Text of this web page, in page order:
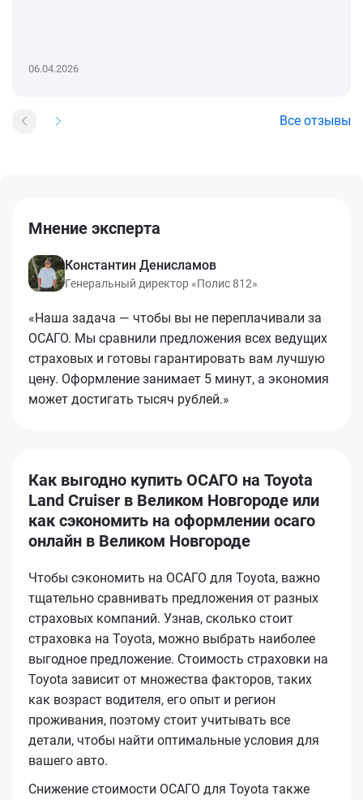
06.04.2026
Все отзывы
Мнение эксперта
Константин Денисламов
Генеральный директор «Полис 812»
«Наша задача — чтобы вы не переплачивали за
ОСАГО. Мы сравнили предложения всех ведущих
страховых и готовы гарантировать вам лучшую
цену. Оформление занимает 5 минут, а экономия
может достигать тысяч рублей.»
Как выгодно купить ОСАГО на Toyota
Land Cruiser в Великом Новгороде или
как сэкономить на оформлении осаго
онлайн в Великом Новгороде
Чтобы сэкономить на ОСАГО для Toyota, важно
тщательно сравнивать предложения от разных
страховых компаний. Узнав, сколько стоит
страховка на Toyota, можно выбрать наиболее
выгодное предложение. Стоимость страховки на
Toyota зависит от множества факторов, таких
как возраст водителя, его опыт и регион
проживания, поэтому стоит учитывать все
детали, чтобы найти оптимальные условия для
вашего авто.
Снижение стоимости ОСАГО для Toyota также